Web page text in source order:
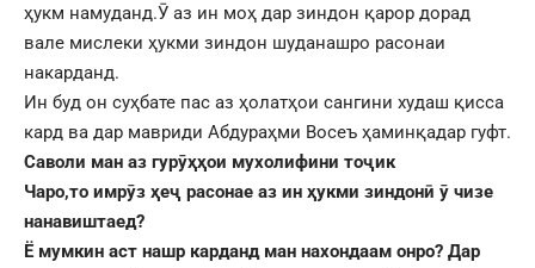
ҳукм намуданд.Ӯ аз ин моҳ дар зиндон қарор дорад
вале мислеки ҳукми зиндон шуданашро расонаи
накарданд.
Ин буд он суҳбате пас аз ҳолатҳои сангини худаш қисса
кард ва дар мавриди Абдураҳми Восеъ ҳаминқадар гуфт.
Саволи ман аз гурӯҳҳои мухолифини тоҷик
Чаро,то имрӯз ҳеҷ расонае аз ин ҳукми зиндонӣ ӯ чизе
нанавиштаед?
Ё мумкин аст нашр карданд ман нахондаам онро? Дар